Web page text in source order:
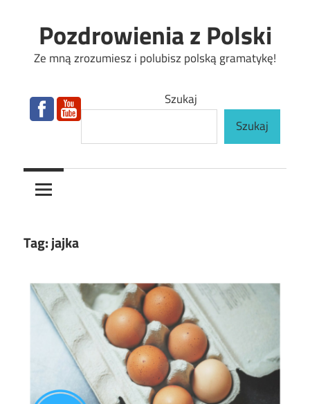
content
Pozdrowienia z Polski
Ze mną zrozumiesz i polubisz polską gramatykę!
Szukaj
Szukaj
Tag:jajka